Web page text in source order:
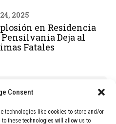
Consent
technologies like cookies to store and/or
these technologies will allow us to
2025
en Residencia
Deja al
Fatales